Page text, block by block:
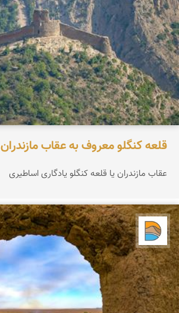
قلعه کنگلو معروف به عقاب مازندران
عقاب مازندران یا قلعه کنگلو یادگاری اساطیری
دریاچه کویر